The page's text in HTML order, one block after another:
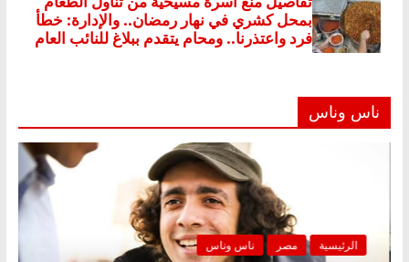
ناس وناس
الرئيسية مصر